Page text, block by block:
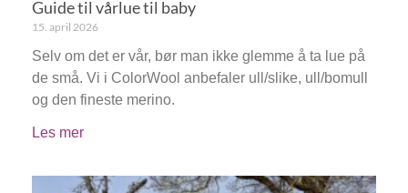
Guide til vårlue til baby
15. april 2026
Selv om det er vår, bør man ikke glemme å ta lue på
de små. Vi i ColorWool anbefaler ull/slike, ull/bomull
og den fineste merino.
Les mer